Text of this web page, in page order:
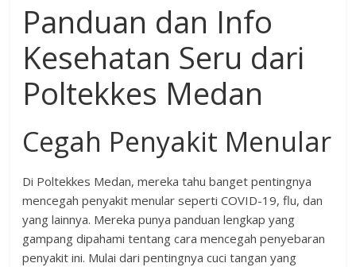
Panduan dan Info
Kesehatan Seru dari
Poltekkes Medan
Cegah Penyakit Menular
Di Poltekkes Medan, mereka tahu banget pentingnya
mencegah penyakit menular seperti COVID-19, flu, dan
yang lainnya. Mereka punya panduan lengkap yang
gampang dipahami tentang cara mencegah penyebaran
penyakit ini. Mulai dari pentingnya cuci tangan yang